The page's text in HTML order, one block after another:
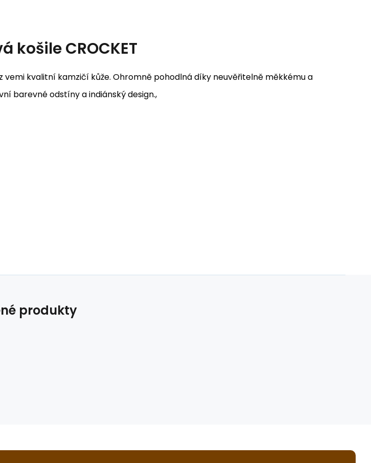
košile CROCKET
vemi kvalitní kamzičí kůže. Ohromně pohodlná díky neuvěřitelně měkkému a
barevné odstíny a indiánský design.,
produkty